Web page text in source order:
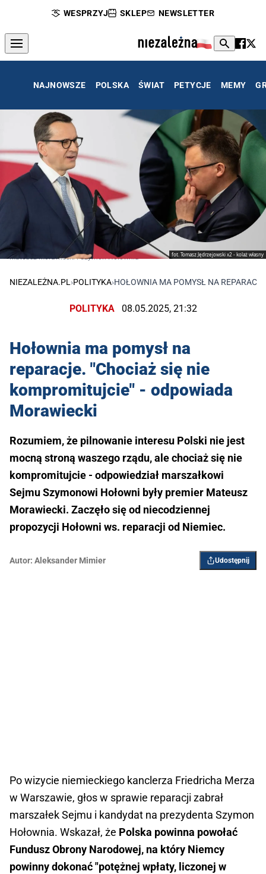
WESPRZYJ SKLEP NEWSLETTER
NAJNOWSZE POLSKA ŚWIAT PETYCJE MEMY
fot. Tomasz Jędrzejowski x2 - kolaż własny
Mateusz Morawiecki i Szymon Hołownia
NIEZALEŻNA.PL ›POLITYKA›HOŁOWNIA MA POMYSŁ NA
POLITYKA 08.05.2025, 21:32
Hołownia ma pomysł na
reparacje. "Chociaż się nie
kompromitujcie" - odpowiada
Morawiecki
Rozumiem, że pilnowanie interesu Polski nie jest
mocną stroną waszego rządu, ale chociaż się nie
kompromitujcie - odpowiedział marszałkowi
Sejmu Szymonowi Hołowni były premier Mateusz
Morawiecki. Zaczęło się od niecodziennej
propozycji Hołowni ws. reparacji od Niemiec.
Autor: Aleksander Mimier Udostępnij
Po wizycie niemieckiego kanclerza Friedricha Merza
w Warszawie, głos w sprawie reparacji zabrał
marszałek Sejmu i kandydat na prezydenta Szymon
Hołownia. Wskazał, że Polska powinna powołać
Fundusz Obrony Narodowej, na który Niemcy
powinny dokonać "potężnej wpłaty, liczonej w